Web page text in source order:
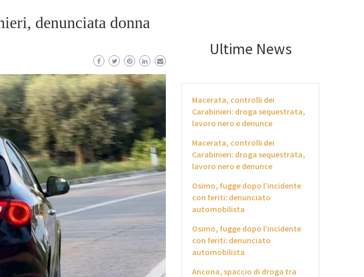
denunciata donna
Ultime News
Macerata, controlli dei
Carabinieri: droga sequestrata,
lavoro nero e denunce
Macerata, controlli dei
Carabinieri: droga sequestrata,
lavoro nero e denunce
Osimo, fugge dopo l’incidente
con feriti: denunciato
automobilista
Osimo, fugge dopo l’incidente
con feriti: denunciato
automobilista
Ancona, spaccio di droga tra